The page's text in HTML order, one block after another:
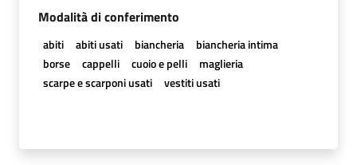
Modalità di conferimento
abiti abiti usati biancheria
biancheria intima
borse
cappelli cuoio e pelli
maglieria
scarpe e scarponi usati
vestiti usati